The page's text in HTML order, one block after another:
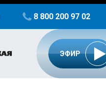
8 800 200 97 02
ЭФИР